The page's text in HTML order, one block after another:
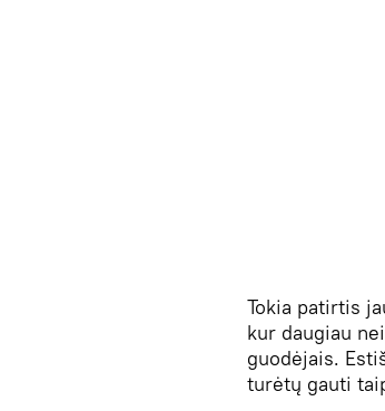
Tokia patirtis
kur daugiau
guodėjais.
turėtų gauti